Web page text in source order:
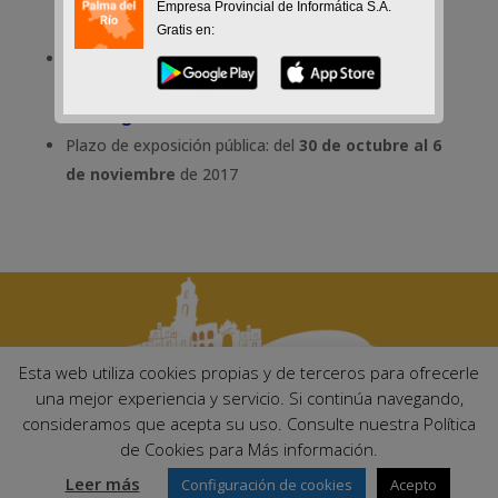
Anuncio del decreto que aprueba la contratación y
oferta génerica al Servicio Andaluz de Empleo:
Descargar archivo
Plazo de exposición pública: del 30 de octubre al 6
de noviembre de 2017
Ayuntamiento de Palma del Río. Plaza Mayor de Andalucía, 1 C.P:
14700 – Palma del Río (Córdoba)
Email:
ayuntamiento@palmadelrio.es
Esta web utiliza cookies propias y de terceros para ofrecerle
una mejor experiencia y servicio. Si continúa navegando,
consideramos que acepta su uso. Consulte nuestra Política
de Cookies para Más información.
Leer más
Configuración de cookies Acepto
Empresa Provincial de Informática S.A.
Gratis en: